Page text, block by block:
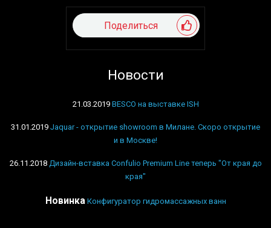
Поделиться
Новости
21.03.2019 BESCO на выставке ISH
31.01.2019 Jaquar - открытие showroom в Милане. Скоро открытие
и в Москве!
26.11.2018 Дизайн-вставка Confulio Premium Line теперь "От края до
края"
Новинка Конфигуратор гидромассажных ванн